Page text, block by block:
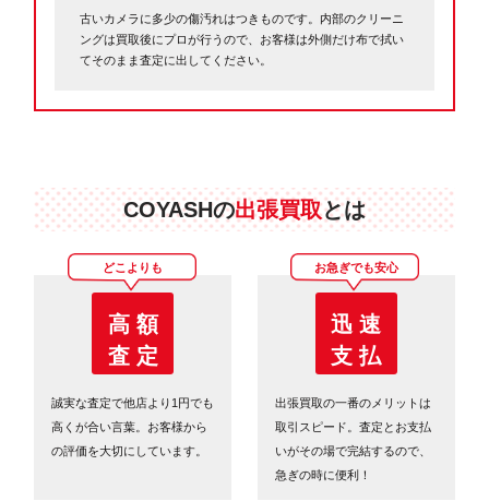
古いカメラに多少の傷汚れはつきものです。内部のクリーニ
ングは買取後にプロが行うので、お客様は外側だけ布で拭い
てそのまま査定に出してください。
COYASHの出張買取とは
どこよりも
高 額
査 定
誠実な査定で他店より1円でも
高くが合い言葉。お客様から
の評価を大切にしています。
お急ぎでも安心
迅 速
支 払
出張買取の一番のメリットは
取引スピード。査定とお支払
いがその場で完結するので、
急ぎの時に便利！